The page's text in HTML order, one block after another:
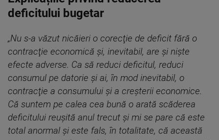
deficitului bugetar
„Nu s-a văzut nicăieri o corecţie de deficit fără o
contracţie economică şi, inevitabil, are şi nişte
efecte adverse. Ca să reduci deficitul, reduci
consumul pe datorie şi ai, în mod inevitabil, o
contracţie a consumului şi a creşterii economice.
Că suntem pe calea cea bună o arată scăderea
deficitului reuşită anul trecut şi mi se pare că este
total anormal şi este fals, în totalitate, că această